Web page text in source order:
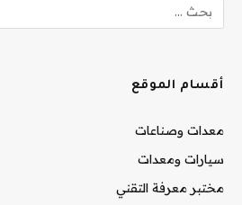
أقسام الموقع
معدات وصناعات
سيارات ومعدات
مختبر معرفة التقني